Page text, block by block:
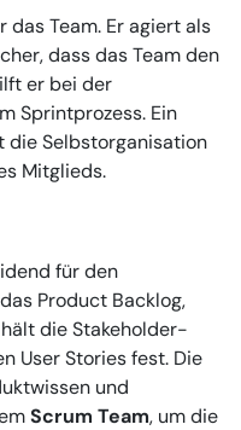
das Team. Er agiert als
dass das Team den
er bei der
Sprintprozess. Ein
die Selbstorganisation
Mitglieds.
für den
Product Backlog,
die Stakeholder-
User Stories fest. Die
und
Scrum Team, um die